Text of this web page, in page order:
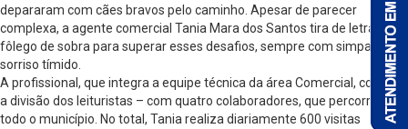
depararam com cães bravos pelo caminho. Apesar de parecer
complexa, a agente comercial Tania Mara dos Santos tira de letra, com
fôlego de sobra para superar esses desafios, sempre com simpatia e
sorriso tímido.
A profissional, que integra a equipe técnica da área Comercial, compõe
a divisão dos leituristas – com quatro colaboradores, que percorrem
todo o município. No total, Tania realiza diariamente 600 visitas